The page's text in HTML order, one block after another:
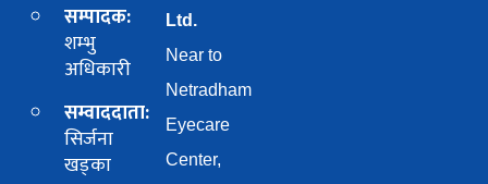
सम्पादक:
शम्भु
अधिकारी
सम्वाददाता:
सिर्जना
खड्का
Ltd.
Near to
Netradham
Eyecare
Center,